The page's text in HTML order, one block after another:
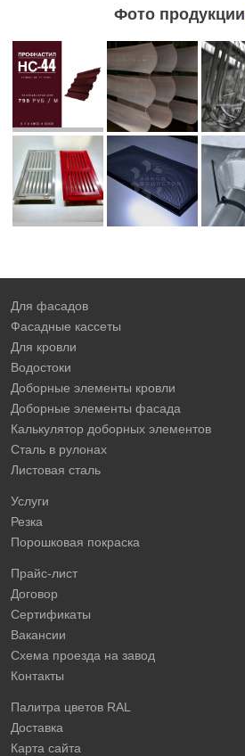
Фото продукции
Для фасадов
Фасадные кассеты
Для кровли
Водостоки
Доборные элементы кровли
Доборные элементы фасада
Калькулятор доборных элементов
Сталь в рулонах
Листовая сталь
Услуги
Резка
Порошковая покраска
Прайс-лист
Договор
Сертификаты
Вакансии
Схема проезда на завод
Контакты
Палитра цветов RAL
Доставка
Карта сайта